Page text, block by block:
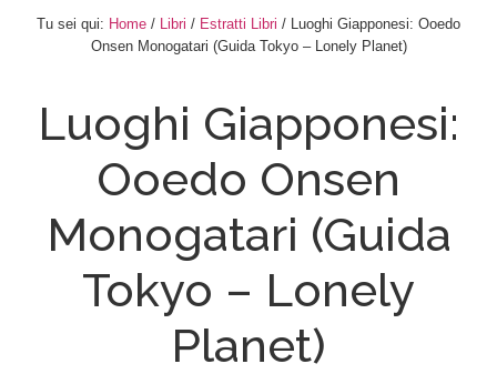
Tu sei qui: Home / Libri / Estratti Libri / Luoghi Giapponesi: Ooedo
Onsen Monogatari (Guida Tokyo – Lonely Planet)
Luoghi Giapponesi:
Ooedo Onsen
Monogatari (Guida
Tokyo – Lonely
Planet)